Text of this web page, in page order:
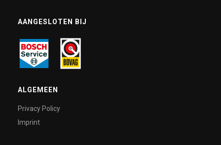
AANGESLOTEN BIJ
ALGEMEEN
Privacy Policy
Imprint